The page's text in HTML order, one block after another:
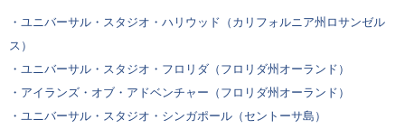
・ユニバーサル・スタジオ・ハリウッド（カリフォルニア州ロサンゼル
ス）
・ユニバーサル・スタジオ・フロリダ（フロリダ州オーランド）
・アイランズ・オブ・アドベンチャー（フロリダ州オーランド）
・ユニバーサル・スタジオ・シンガポール（セントーサ島）